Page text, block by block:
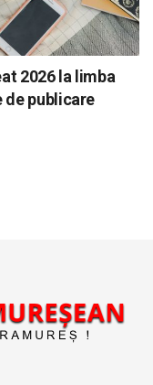
2026 la limba
de publicare